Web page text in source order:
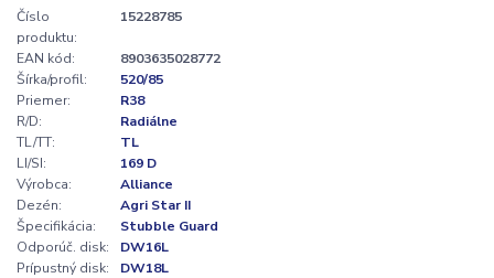
Číslo
produktu:
15228785
EAN kód:
8903635028772
Šírka/profil:
520/85
Priemer:
R38
R/D:
Radiálne
TL/TT:
TL
LI/SI:
169 D
Výrobca:
Alliance
Dezén:
Agri Star II
Špecifikácia:
Stubble Guard
Odporúč. disk:
DW16L
Prípustný disk:
DW18L